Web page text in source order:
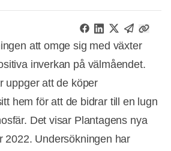
att omge sig med växter
inverkan på välmåendet.
uppger att de köper
hem för att de bidrar till en lugn
Det visar Plantagens nya
2022. Undersökningen har